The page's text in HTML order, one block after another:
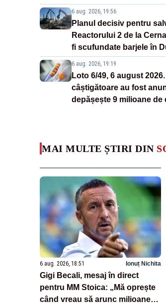
6 aug. 2026, 19:56
Planul decisiv pentru
Reactorului 2 de la
fi scufundate barjele în
6 aug. 2026, 19:19
Loto 6/49, 6 august
câștigătoare au fost
depășește 9 milioane de
MAI MULTE ȘTIRI DIN
6 aug. 2026, 18:51 Ionuț Nichita
Gigi Becali, mesaj în direct
pentru MM Stoica: „Mă oprește
când vreau să arunc milioane